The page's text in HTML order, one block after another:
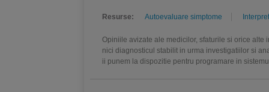
Resurse: Autoevaluare simptome
Opiniile avizate ale medicilor, sfaturile si orice
nici diagnosticul stabilit in urma investigatiilor si
ii punem la dispozitie pentru programare in